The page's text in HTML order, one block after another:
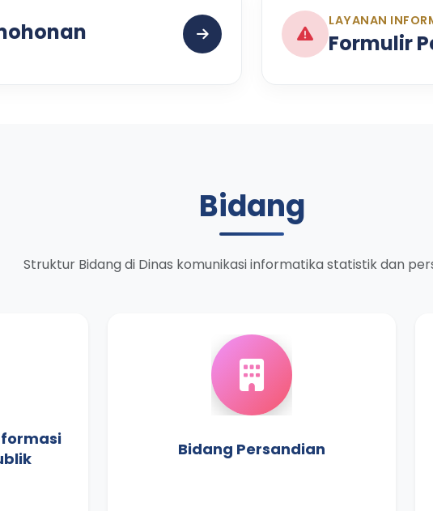
LAYANAN
Formulir
Bidang
Struktur Bidang di Dinas komunikasi informatika statistik dan
Bidang Persandian